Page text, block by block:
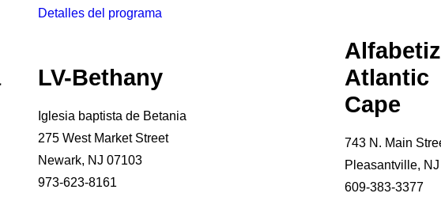
Detalles del programa
LV-Bethany
Iglesia baptista de Betania
275 West Market Street
Newark, NJ 07103
973-623-8161
Atlantic
Cape
743 N. Main
Pleasantville,
609-383-3377